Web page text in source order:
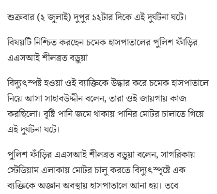
শুক্রবার (২ জুলাই) দুপুর ১২টার দিকে এই দুর্ঘটনা ঘটে।
বিষয়টি নিশ্চিত করছেন চমেক হাসপাতালের পুলিশ ফাঁড়ির
এএসআই শীলব্রত বড়ুয়া
বিদ্যুৎস্পষ্ট হওয়া ওই ব্যাক্তিকে উদ্ধার করে চমেক হাসপাতালে
নিয়ে আসা সাহাবউদ্দীন বলেন, তারা ওই জায়গায় কাজ
করছিলো। বৃষ্টি পানি জমে থাকায় পানির মোটর চালাতে গিয়ে
এই দুর্ঘটনা ঘটে।
পুলিশ ফাঁড়ির এএসআই শীলব্রত বড়ুয়া বলেন, সাগরিকায়
স্টেডিয়াম এলাকায় মোটর চালু করতে বিদ্যুৎস্পৃষ্টে এক
ব্যক্তিকে অজ্ঞান অবস্থায় হাসপাতালে আনা হয়। তবে